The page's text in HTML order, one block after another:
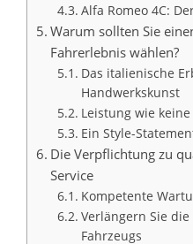
Alfa Romeo 4C:
Warum sollten Sie
Fahrerlebnis wählen?
Das italienische
Handwerkskunst
Leistung wie
Ein Style-
Die Verpflichtung zu
Service
Kompetente
Verlängern Sie
Fahrzeugs